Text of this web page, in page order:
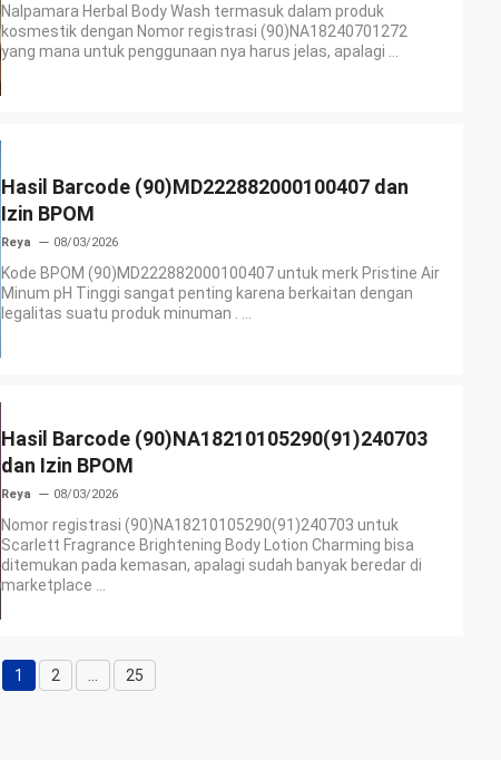
Nalpamara Herbal Body Wash termasuk dalam produk
kosmestik dengan Nomor registrasi (90)NA18240701272
yang mana untuk penggunaan nya harus jelas, apalagi ...
Hasil Barcode (90)MD222882000100407 dan
Izin BPOM
Reya 08/03/2026
Kode BPOM (90)MD222882000100407 untuk merk Pristine Air
Minum pH Tinggi sangat penting karena berkaitan dengan
legalitas suatu produk minuman . ...
Hasil Barcode (90)NA18210105290(91)240703
dan Izin BPOM
Reya 08/03/2026
Nomor registrasi (90)NA18210105290(91)240703 untuk
Scarlett Fragrance Brightening Body Lotion Charming bisa
ditemukan pada kemasan, apalagi sudah banyak beredar di
marketplace ...
Halaman
1 Halaman
2 Halaman
25